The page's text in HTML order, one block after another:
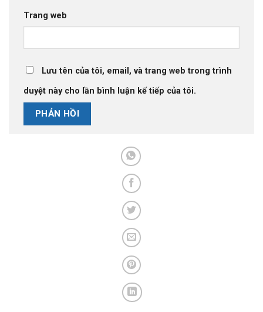
Trang web
Lưu tên của tôi, email, và trang web trong trình
duyệt này cho lần bình luận kế tiếp của tôi.